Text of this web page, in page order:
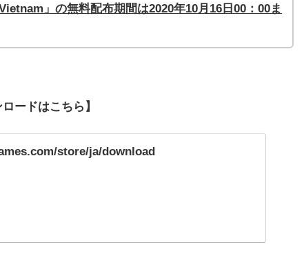
」の無料配布期間は2020年10月16 日 00 ：00ま
ードはこちら】
store/ja/download